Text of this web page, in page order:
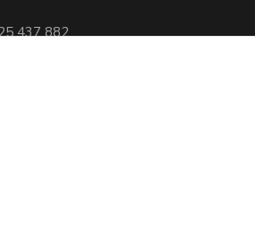
437 882
880 789